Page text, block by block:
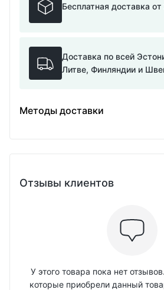
Бесплатная доставка
Доставка по всей
Литве, Финляндии и
Методы доставки
Отзывы клиентов
У этого товара пока нет
которые приобрели данный